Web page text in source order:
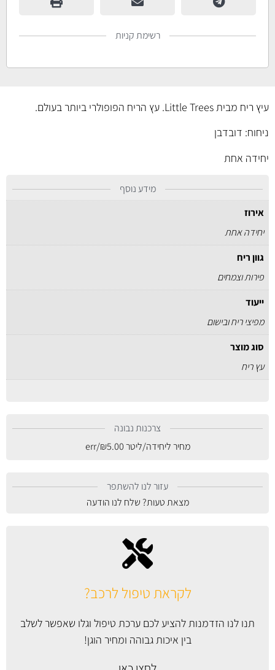
רשימת קניות
לקראת טיפול לרכב?
תנו לנו הזדמנות להציע לכם ערכת טיפול וגלו שאפשר לשלב
בין איכות גבוהה ומחיר הוגן!
עיץ ריח מבית Little Trees. עץ הריח הפופולרי ביותר בעולם.
ניחוח: דובדבן
יחידה אחת
מידע נוסף
אירוז
יחידה אחת
גוון ריח
פירות וצמחים
ייעוד
מפיצי ריח ובישום
סוג מוצר
עץ ריח
צרכנות נבונה
מחיר ליחידה/ליטר
₪5.00
/err
עזור לנו להשתפר
מצאת טעות? שלח לנו הודעה